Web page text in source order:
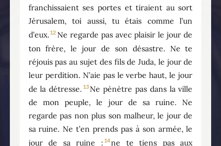
franchissaient ses portes et tiraient au sort
Jérusalem, toi aussi, tu étais comme l’un
d’eux. 12 Ne regarde pas avec plaisir le jour de
ton frère, le jour de son désastre. Ne te
réjouis pas au sujet des fils de Juda, le jour de
leur perdition. N’aie pas le verbe haut, le jour
de la détresse. 13 Ne pénètre pas dans la ville
de mon peuple, le jour de sa ruine. Ne
regarde pas non plus son malheur, le jour de
sa ruine. Ne t’en prends pas à son armée, le
jour de sa ruine : 14ne te tiens pas aux